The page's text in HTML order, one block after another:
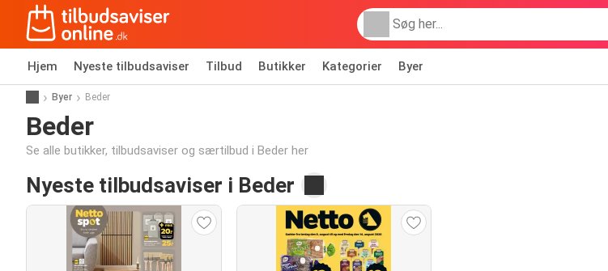
Hjem Nyeste tilbudsaviser Tilbud Butikker Kategorier Byer
Byer Beder
Beder
Se alle butikker, tilbudsaviser og særtilbud i Beder her
Nyeste tilbudsaviser i Beder